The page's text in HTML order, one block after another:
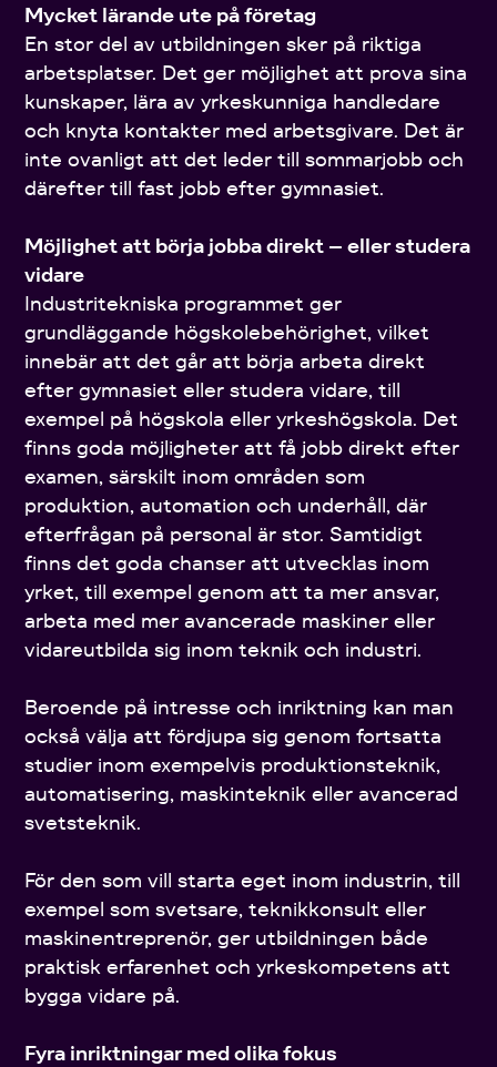
Mycket lärande ute på företag
En stor del av utbildningen sker på riktiga
arbetsplatser. Det ger möjlighet att prova sina
kunskaper, lära av yrkeskunniga handledare
och knyta kontakter med arbetsgivare. Det är
inte ovanligt att det leder till sommarjobb och
därefter till fast jobb efter gymnasiet.
Möjlighet att börja jobba direkt – eller studera
vidare
Industritekniska programmet ger
grundläggande högskolebehörighet, vilket
innebär att det går att börja arbeta direkt
efter gymnasiet eller studera vidare, till
exempel på högskola eller yrkeshögskola. Det
finns goda möjligheter att få jobb direkt efter
examen, särskilt inom områden som
produktion, automation och underhåll, där
efterfrågan på personal är stor. Samtidigt
finns det goda chanser att utvecklas inom
yrket, till exempel genom att ta mer ansvar,
arbeta med mer avancerade maskiner eller
vidareutbilda sig inom teknik och industri.
Beroende på intresse och inriktning kan man
också välja att fördjupa sig genom fortsatta
studier inom exempelvis produktionsteknik,
automatisering, maskinteknik eller avancerad
svetsteknik.
För den som vill starta eget inom industrin, till
exempel som svetsare, teknikkonsult eller
maskinentreprenör, ger utbildningen både
praktisk erfarenhet och yrkeskompetens att
bygga vidare på.
Fyra inriktningar med olika fokus